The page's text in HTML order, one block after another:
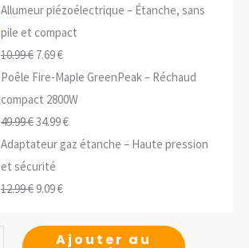
Allumeur piézoélectrique – Étanche, sans
pile et compact
10.99€ Le
prix
initial
était :
10.99 €.
7.69€Le
prix
actuel
est :
7.69 €.
Poêle Fire-Maple GreenPeak – Réchaud
compact 2800W
49.99€Le
prix
initial
était :
34.99€Le
prix
Adaptateur gaz étanche – Haute pression
et sécurité
12.99€Le
initial
9.09€Le
actuel
Ajouter au